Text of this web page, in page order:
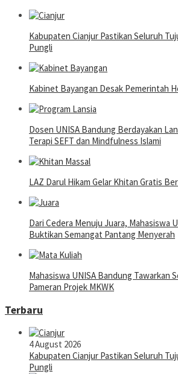
Kabupaten Cianjur Pastikan Seluruh
Pungli
Kabinet Bayangan Desak Pemerintah
Dosen UNISA Bandung Berdayakan
Terapi SEFT dan Mindfulness Islami
LAZ Darul Hikam Gelar Khitan Gratis
Dari Cedera Menuju Juara, Mahasiswa
Buktikan Semangat Pantang Menyerah
Mahasiswa UNISA Bandung Tawarkan
Pameran Projek MKWK
Terbaru
4 August 2026
Kabupaten Cianjur Pastikan Seluruh
Pungli